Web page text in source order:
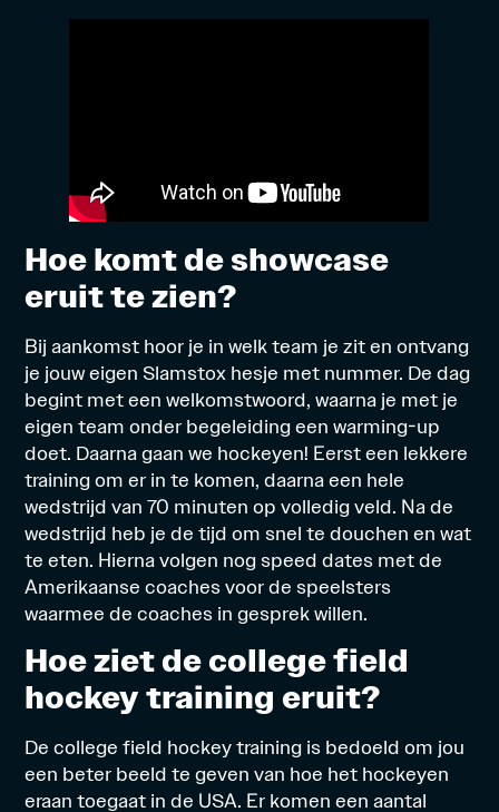
Hoe komt de showcase
eruit te zien?
Bij aankomst hoor je in welk team je zit en ontvang
je jouw eigen Slamstox hesje met nummer. De dag
begint met een welkomstwoord, waarna je met je
eigen team onder begeleiding een warming-up
doet. Daarna gaan we hockeyen! Eerst een lekkere
training om er in te komen, daarna een hele
wedstrijd van 70 minuten op volledig veld. Na de
wedstrijd heb je de tijd om snel te douchen en wat
te eten. Hierna volgen nog speed dates met de
Amerikaanse coaches voor de speelsters
waarmee de coaches in gesprek willen.
Hoe ziet de college field
hockey training eruit?
De college field hockey training is bedoeld om jou
een beter beeld te geven van hoe het hockeyen
eraan toegaat in de USA. Er komen een aantal